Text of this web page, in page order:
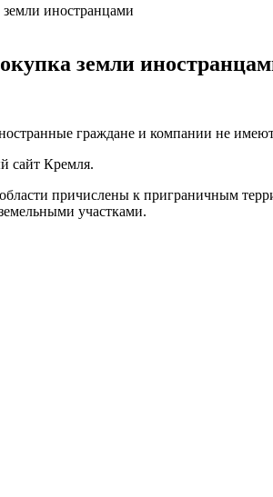
иностранцами
земли
граждане и компании не имеют
сайт Кремля.
причислены к приграничным
участками.